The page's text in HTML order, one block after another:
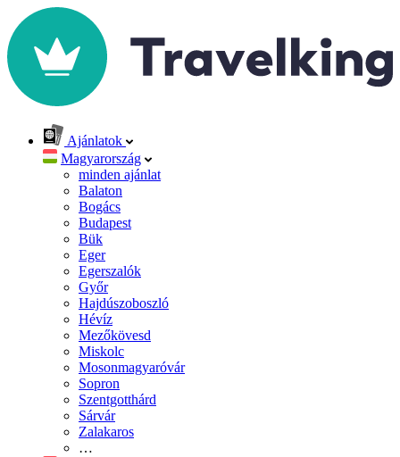
Ajánlatok
Magyarország
minden ajánlat
Balaton
Bogács
Budapest
Bük
Eger
Egerszalók
Győr
Hajdúszoboszló
Hévíz
Mezőkövesd
Miskolc
Mosonmagyaróvár
Sopron
Szentgotthárd
Sárvár
Zalakaros
…